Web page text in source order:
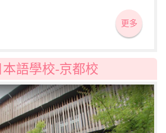
更多
本語學校-京都校